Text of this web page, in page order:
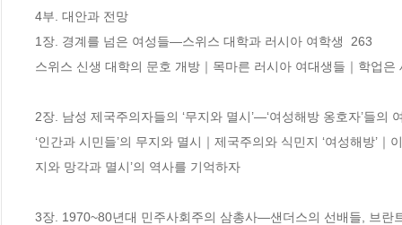
4부. 대안과 전망
1장. 경계를 넘은 여성들―스위스 대학과 러시아 여학생  263
스위스 신생 대학의 문호 개방｜목마른 러시아 여대생들｜학업
2장. 남성 제국주의자들의 ‘무지와 멸시’―‘여성해방 옹호자’들의
‘인간과 시민들’의 무지와 멸시｜제국주의와 식민지 ‘여성해방’
지와 망각과 멸시’의 역사를 기억하자
3장. 1970~80년대 민주사회주의 삼총사―샌더스의 선배들, 브란